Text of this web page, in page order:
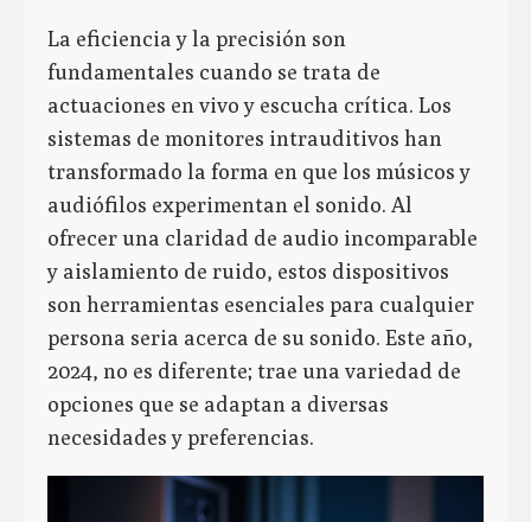
La eficiencia y la precisión son
fundamentales cuando se trata de
actuaciones en vivo y escucha crítica. Los
sistemas de monitores intrauditivos han
transformado la forma en que los músicos y
audiófilos experimentan el sonido. Al
ofrecer una claridad de audio incomparable
y aislamiento de ruido, estos dispositivos
son herramientas esenciales para cualquier
persona seria acerca de su sonido. Este año,
2024, no es diferente; trae una variedad de
opciones que se adaptan a diversas
necesidades y preferencias.